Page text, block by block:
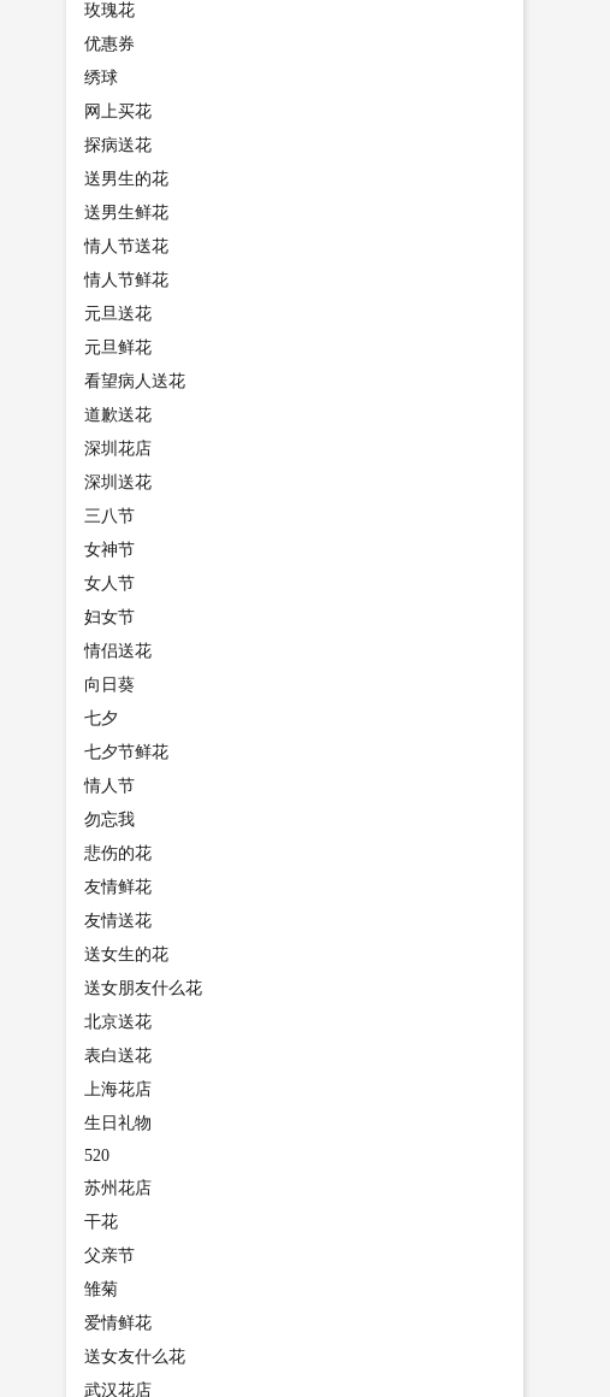
玫瑰花
优惠券
绣球
网上买花
探病送花
送男生的花
送男生鲜花
情人节送花
情人节鲜花
元旦送花
元旦鲜花
看望病人送花
道歉送花
深圳花店
深圳送花
三八节
女神节
女人节
妇女节
情侣送花
向日葵
七夕
七夕节鲜花
情人节
勿忘我
悲伤的花
友情鲜花
友情送花
送女生的花
送女朋友什么花
北京送花
表白送花
上海花店
生日礼物
520
苏州花店
干花
父亲节
雏菊
爱情鲜花
送女友什么花
武汉花店